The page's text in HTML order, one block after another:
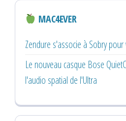
MAC4EVER
Zendure s'associe à Sobry
Le nouveau casque Bose
l'audio spatial de l'Ultra